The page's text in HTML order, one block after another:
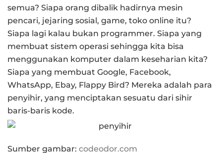
semua? Siapa orang dibalik hadirnya mesin
pencari, jejaring sosial, game, toko online itu?
Siapa lagi kalau bukan programmer. Siapa yang
membuat sistem operasi sehingga kita bisa
menggunakan komputer dalam keseharian kita?
Siapa yang membuat Google, Facebook,
WhatsApp, Ebay, Flappy Bird? Mereka adalah para
penyihir, yang menciptakan sesuatu dari sihir
baris-baris kode.
Sumber gambar: codeodor.com